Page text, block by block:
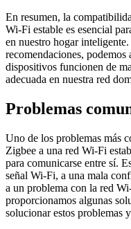
En resumen, la
Wi-Fi estable es esencial
en nuestro hogar
recomendaciones, podemos
dispositivos funcionen de
adecuada en nuestra red
Problemas
Uno de los problemas más
Zigbee a una red Wi-Fi
para comunicarse entre sí.
señal Wi-Fi, a una mala
a un problema con la red
proporcionamos algunas
solucionar estos problemas